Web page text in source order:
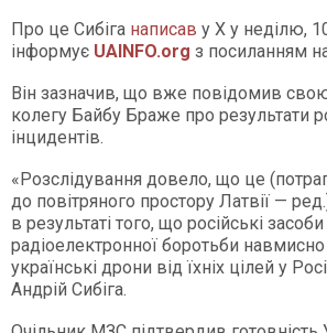
Про це Сибіга написав у Х у неділю,
інформує UAINFO.org з посиланням
Він зазначив, що вже повідомив
колегу Байбу Браже про результати
інцидентів.
«Розслідування довело, що це
до повітряного простору Латвії —
в результаті того, що російські засоби
радіоелектронної боротьби навмисно
українські дрони від їхніх цілей у
Андрій Сибіга.